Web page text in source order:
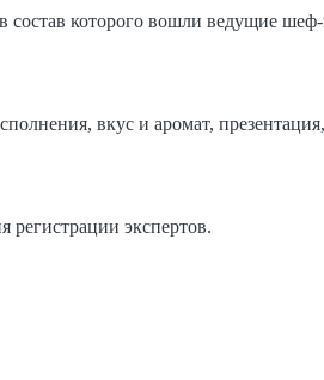
которого вошли ведущие
вкус и аромат,
экспертов.